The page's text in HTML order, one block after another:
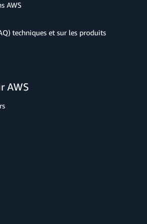
AWS
techniques et sur les produits
AWS